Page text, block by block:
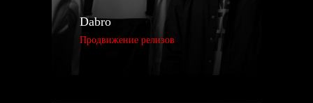
Dabro
Продвижение релизов